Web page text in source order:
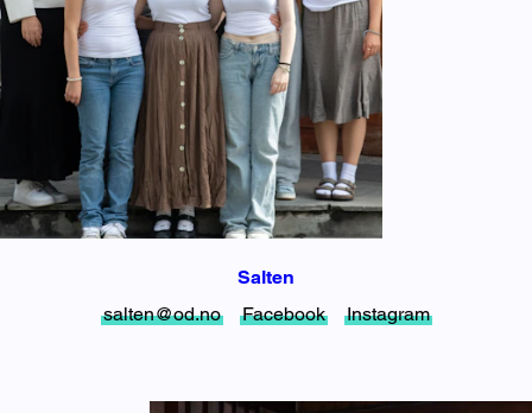
Salten
salten@od.no
Facebook Instagram